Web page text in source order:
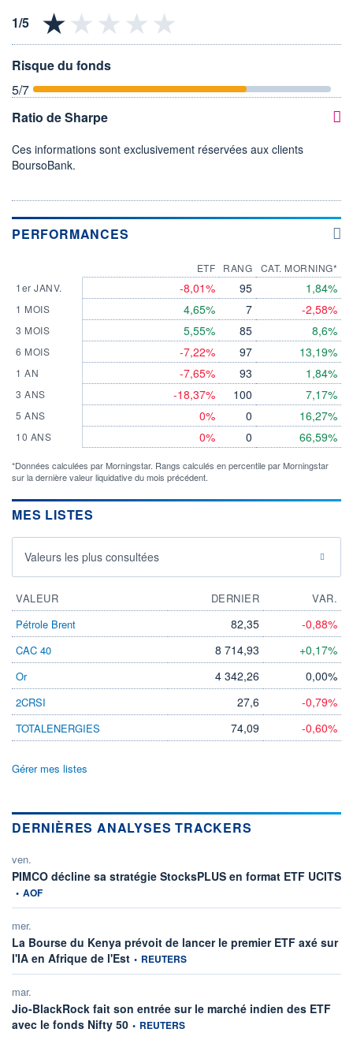
Risque du fonds
5/7
Ratio de Sharpe
Ces informations sont exclusivement réservées aux clients
BoursoBank.
PERFORMANCES
1er JANV.
1 MOIS
3 MOIS
6 MOIS
1 AN
3 ANS
5 ANS
10 ANS
ETF
-8,01%
4,65%
5,55%
-7,22%
-7,65%
-18,37%
0%
0%
RANG
95
7
85
97
93
100
0
0
CAT. MORNING*
1,84%
-2,58%
8,6%
13,19%
1,84%
7,17%
16,27%
66,59%
*Données calculées par Morningstar. Rangs calculés en percentile par Morningstar
sur la dernière valeur liquidative du mois précédent.
MES LISTES
Valeurs les plus consultées
VALEUR DERNIER
VAR.
Pétrole Brent
82,35 -0,88%
CAC 40 8 714,93 +0,17%
Or 4 342,26 0,00%
2CRSI 27,6 -0,79%
TOTALENERGIES 74,09 -0,60%
Gérer mes listes
DERNIÈRES ANALYSES TRACKERS
ven.
PIMCO décline sa stratégie StocksPLUS en format ETF UCITS
• AOF
mer.
La Bourse du Kenya prévoit de lancer le premier ETF axé sur
l'IA en Afrique de l'Estinformation fournie par
• REUTERS
mar.
Jio-BlackRock fait son entrée sur le marché indien des ETF
avec le fonds Nifty 50information fournie par
• REUTERS